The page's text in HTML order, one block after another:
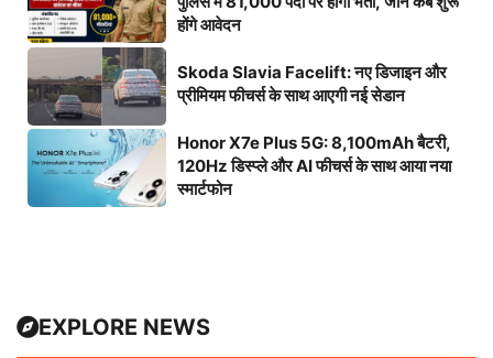
होंगे आवेदन
Skoda Slavia Facelift: नए डिजाइन और
प्रीमियम फीचर्स के साथ आएगी नई सेडान
Honor X7e Plus 5G: 8,100mAh बैटरी,
120Hz डिस्प्ले और AI फीचर्स के साथ आया नया
स्मार्टफोन
EXPLORE NEWS